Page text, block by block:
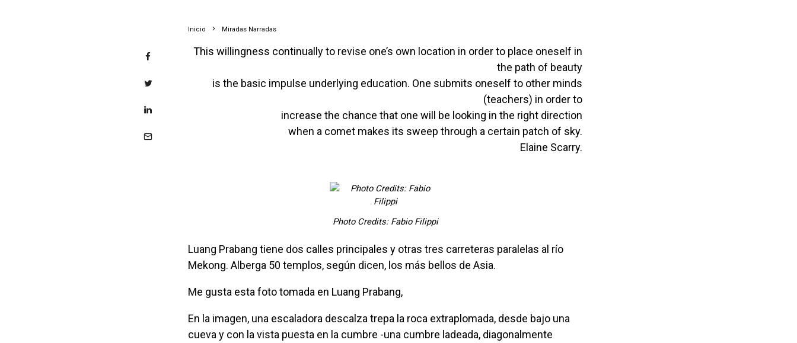
Inicio Miradas Narradas
This willingness continually to revise one’s own location in order to place oneself in
the path of beauty
is the basic impulse underlying education. One submits oneself to other minds
(teachers) in order to
increase the chance that one will be looking in the right direction
when a comet makes its sweep through a certain patch of sky.
Elaine Scarry.
Photo Credits: Fabio Filippi
Luang Prabang tiene dos calles principales y otras tres carreteras paralelas al río
Mekong. Alberga 50 templos, según dicen, los más bellos de Asia.
Me gusta esta foto tomada en Luang Prabang,
en la imagen, una escaladora descalza trepa la roca extraplomada, desde bajo una
cueva y con la vista puesta en la cumbre -una cumbre ladeada, diagonalmente